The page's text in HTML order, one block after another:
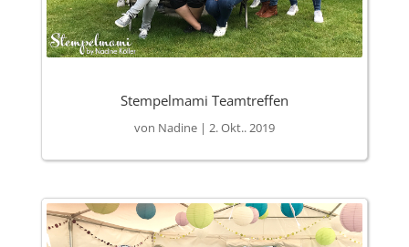
Stempelmami Teamtreffen
von Nadine| 2. Okt.. 2019